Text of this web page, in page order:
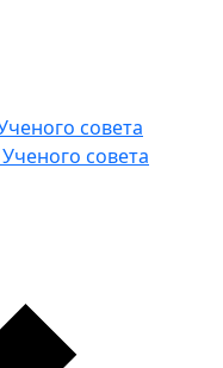
совета
совета